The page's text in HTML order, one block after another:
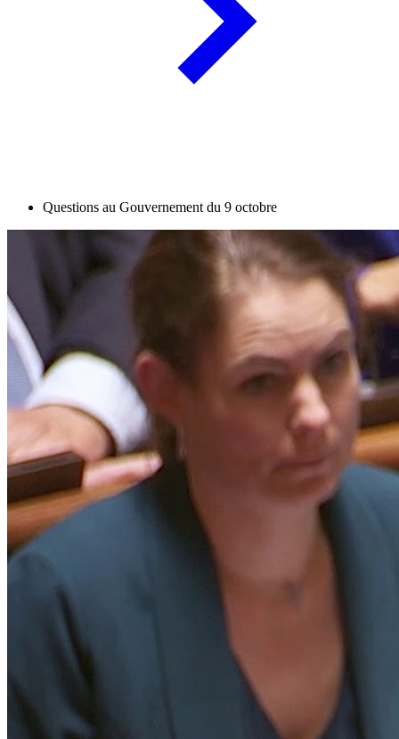
Questions au Gouvernement du 9 octobre